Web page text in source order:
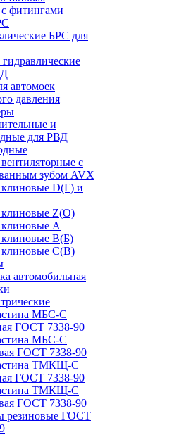
фитингами
БРС для
автомоек
давления
и
для РВД
с
зубом AVX
D(Г) и
Z(О)
А
В(Б)
С(В)
автомобильная
МБС-С
ГОСТ 7338-90
МБС-С
ГОСТ 7338-90
ТМКЩ-С
ГОСТ 7338-90
ТМКЩ-С
ГОСТ 7338-90
резиновые ГОСТ